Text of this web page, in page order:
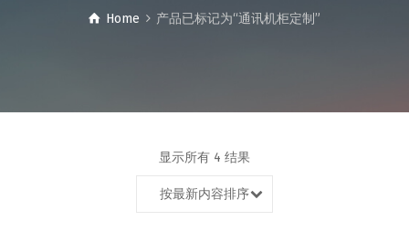
Home 产品已标记为“通讯机柜定制”
显示所有 4 结果
按最新内容排序